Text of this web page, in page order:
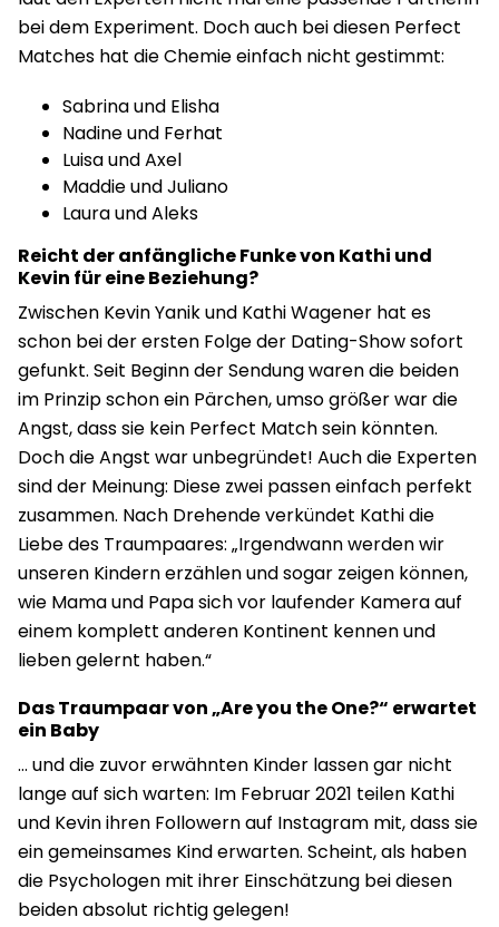
bei dem Experiment. Doch auch bei diesen Perfect
Matches hat die Chemie einfach nicht gestimmt:
Sabrina und Elisha
Nadine und Ferhat
Luisa und Axel
Maddie und Juliano
Laura und Aleks
Reicht der anfängliche Funke von Kathi und
Kevin für eine Beziehung?
Zwischen Kevin Yanik und Kathi Wagener hat es
schon bei der ersten Folge der Dating-Show sofort
gefunkt. Seit Beginn der Sendung waren die beiden
im Prinzip schon ein Pärchen, umso größer war die
Angst, dass sie kein Perfect Match sein könnten.
Doch die Angst war unbegründet! Auch die Experten
sind der Meinung: Diese zwei passen einfach perfekt
zusammen. Nach Drehende verkündet Kathi die
Liebe des Traumpaares: „Irgendwann werden wir
unseren Kindern erzählen und sogar zeigen können,
wie Mama und Papa sich vor laufender Kamera auf
einem komplett anderen Kontinent kennen und
lieben gelernt haben.“
Das Traumpaar von „Are you the One?“ erwartet
ein Baby
… und die zuvor erwähnten Kinder lassen gar nicht
lange auf sich warten: Im Februar 2021 teilen Kathi
und Kevin ihren Followern auf Instagram mit, dass sie
ein gemeinsames Kind erwarten. Scheint, als haben
die Psychologen mit ihrer Einschätzung bei diesen
beiden absolut richtig gelegen!